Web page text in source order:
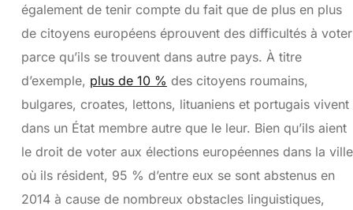
également de tenir compte du fait que de plus en plus
de citoyens européens éprouvent des difficultés à voter
parce qu’ils se trouvent dans autre pays. À titre
d’exemple, plus de 10 % des citoyens roumains,
bulgares, croates, lettons, lituaniens et portugais vivent
dans un État membre autre que le leur. Bien qu’ils aient
le droit de voter aux élections européennes dans la ville
où ils résident, 95 % d’entre eux se sont abstenus en
2014 à cause de nombreux obstacles linguistiques,